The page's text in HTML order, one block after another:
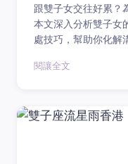
跟雙子女交往好累？
本文深入分析雙子女
處技巧，幫助你化解
閱讓全文